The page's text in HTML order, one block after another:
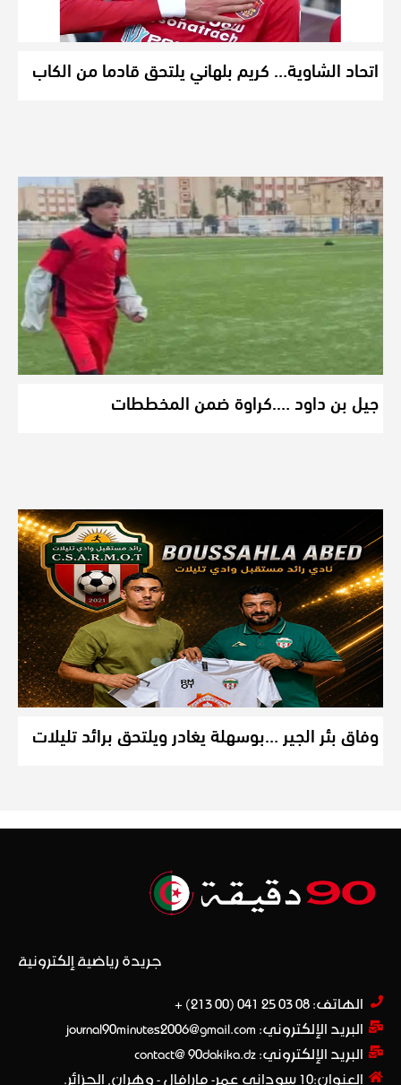
اتحاد الشاوية… كريم بلهاني يلتحق قادما من الكاب
جيل بن داود ….كراوة ضمن المخططات
وفاق بئر الجير …بوسهلة يغادر ويلتحق برائد تليلات
جريدة رياضية إلكترونية
الهاتف: 08 03 25 041 (00 213) +​
البريد الإلكتروني: journal90minutes2006@gmail.com
البريد الإلكتروني: contact@ 90dakika.dz
العنوان:10 سوداني عمر- مارافال - وهران, الجزائر.